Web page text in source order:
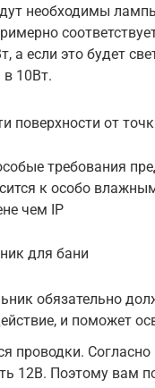
необходимы
а если это будет
10Вт.
поверхности от
требования
к особо
чем IP
для бани
обязательно
и поможет
проводки.
12В. Поэтому вам